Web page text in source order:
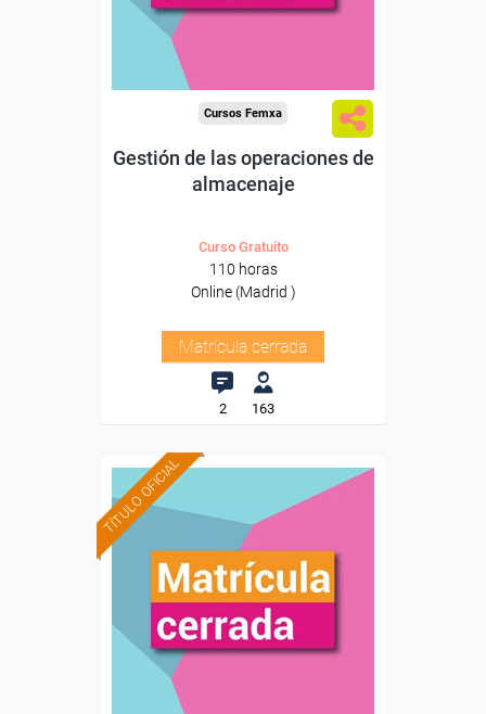
Cursos Femxa
Gestión de las operaciones de
almacenaje
Curso Gratuito
110 horas
Online (Madrid )
Matrícula cerrada
2 163
TÍTULO OFICIAL